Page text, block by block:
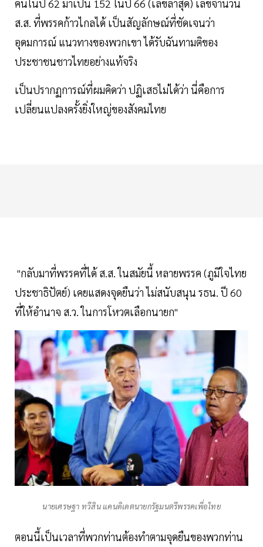
คนในปี 62 มาเป็น 152 ในปี 66 (เลขล่าสุด) เลขจำนวน
ส.ส. ที่พรรคก้าวไกลได้ เป็นสัญลักษณ์ที่ชัดเจนว่า
อุดมการณ์ แนวทางของพวกเขา ได้รับฉันทามติของ
ประชาชนชาวไทยอย่างแท้จริง
เป็นปรากฏการณ์ที่ผมคิดว่า ปฏิเสธไม่ได้ว่า นี่คือการ
เปลี่ยนแปลงครั้งยิ่งใหญ่ของสังคมไทย
"กลับมาที่พรรคที่ได้ ส.ส. ในสมัยนี้ หลายพรรค (ภูมิใจไทย
ประชาธิปัตย์) เคยแสดงจุดยืนว่า ไม่สนับสนุน รธน. ปี 60
ที่ให้อำนาจ ส.ว. ในการโหวตเลือกนายก"
นายเศรษฐา ทวีสิน แคนดิเดตนายกรัฐมนตรีพรรคเพื่อไทย
ตอนนี้เป็นเวลาที่พวกท่านต้องทำตามจุดยืนของพวกท่าน